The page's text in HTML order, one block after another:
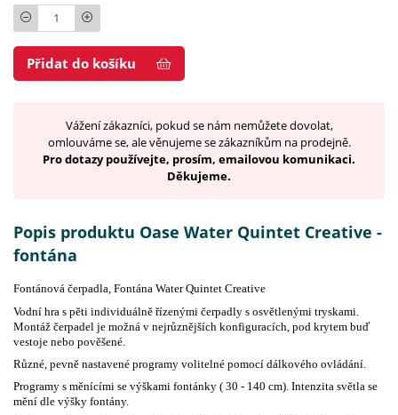
Počet
Přidat do košíku
Vážení zákazníci, pokud se nám nemůžete dovolat,
omlouváme se, ale věnujeme se zákazníkům na prodejně.
Pro dotazy používejte, prosím, emailovou komunikaci.
Děkujeme.
Popis produktu Oase Water Quintet Creative -
fontána
Fontánová čerpadla, Fontána Water Quintet Creative
Vodní hra s pěti individuálně řízenými čerpadly s osvětlenými tryskami.
Montáž čerpadel je možná v nejrůznějších konfiguracích, pod krytem buď
vestoje nebo pověšené.
Různé, pevně nastavené programy volitelné pomocí dálkového ovládání.
Programy s měnícími se výškami fontánky ( 30 - 140 cm). Intenzita světla se
mění dle výšky fontány.